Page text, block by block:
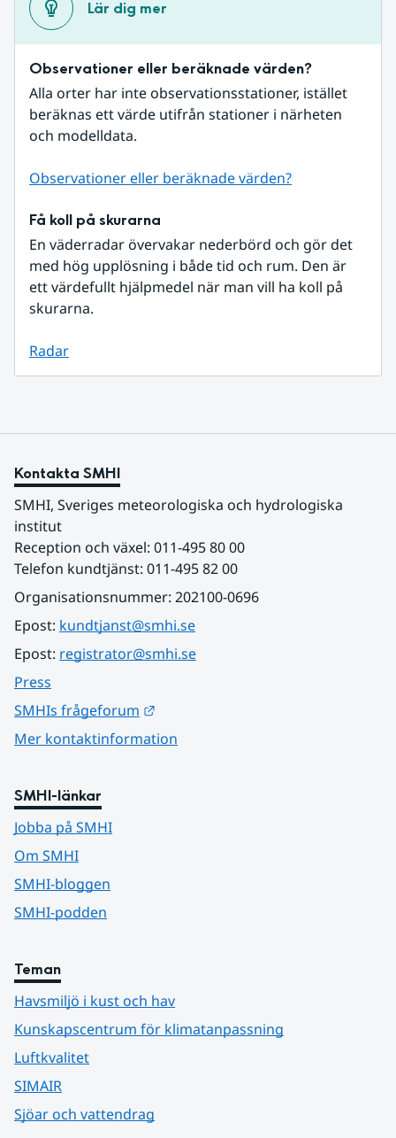
Lär dig mer
Observationer eller beräknade värden?
Alla orter har inte observationsstationer, istället
beräknas ett värde utifrån stationer i närheten
och modelldata.
Observationer eller beräknade värden?
Få koll på skurarna
En väderradar övervakar nederbörd och gör det
med hög upplösning i både tid och rum. Den är
ett värdefullt hjälpmedel när man vill ha koll på
skurarna.
Radar
Kontakta SMHI
SMHI, Sveriges meteorologiska och hydrologiska
institut
Reception och växel: 011-495 80 00
Telefon kundtjänst: 011-495 82 00
Organisationsnummer: 202100-0696
Epost: kundtjanst@smhi.se
Epost: registrator@smhi.se
Press
SMHIs frågeforum
Mer kontaktinformation
SMHI-länkar
Jobba på SMHI
Om SMHI
SMHI-bloggen
SMHI-podden
Teman
Havsmiljö i kust och hav
Kunskapscentrum för klimatanpassning
Luftkvalitet
SIMAIR
Sjöar och vattendrag